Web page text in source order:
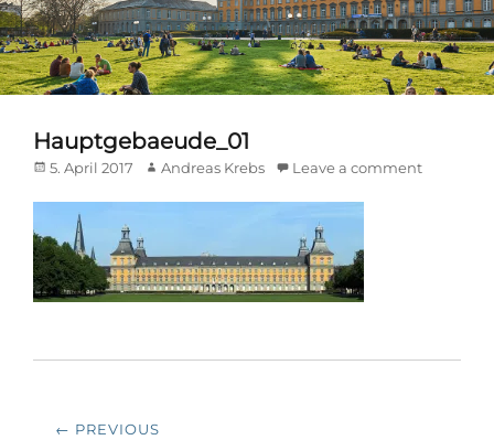
Hauptgebaeude_01
Posted
5. April 2017 Author
Andreas Krebs Leave a comment
Beitrags-
← PREVIOUS